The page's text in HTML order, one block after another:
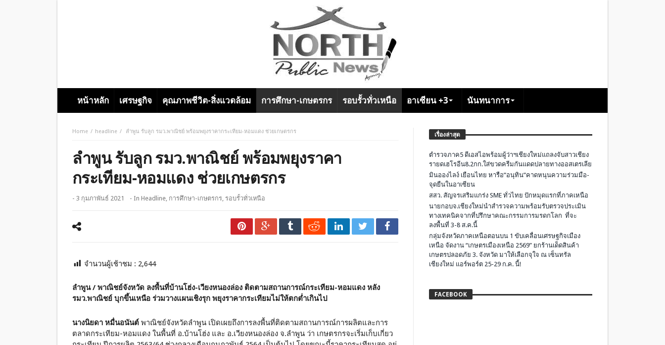
หน้าหลัก เศรษฐกิจ คุณภาพชีวิต-สิ่งแวดล้อม การศึกษา-เกษตรกร รอบรั้วทั่วเหนือ อาเซียน +3 นันทนาการ
Home headline ลำพูน รับลูก รมว.พาณิชย์ พร้อมพยุงราคากระเทียม-หอมแดง ช่วยเกษตรกร
ลำพูน รับลูก รมว.พาณิชย์ พร้อมพยุงราคา
กระเทียม-หอมแดง ช่วยเกษตรกร
- 3 กุมภาพันธ์ 2021 - In Headline, การศึกษา-เกษตรกร, รอบรั้วทั่วเหนือ
จำนวนผู้เช้าชม : 2,644
ลำพูน / พาณิชย์จังหวัด ลงพื้นที่บ้านโฮ่ง-เวียงหนองล่อง ติดตามสถานการณ์กระเทียม-หอมแดง หลัง
รมว.พาณิชย์ บุกขึ้นเหนือ ร่วมวางแผนเชิงรุก พยุงราคากระเทียมไม่ให้ตกต่ำเกินไป
นางนิยดา หมื่นอนันต์ พาณิชย์จังหวัดลำพูน เปิดเผยถึงการลงพื้นที่ติดตามสถานการณ์การผลิตและการ
ตลาดกระเทียม-หอมแดง ในพื้นที่ อ.บ้านโฮ่ง และ อ.เวียงหนองล่อง จ.ลำพูน ว่า เกษตรกรจะเริ่มเก็บเกี่ยว
เรื่องล่าสุด
ตำรวจภาค5 ดีเอสไอพร้อมผู้ว่าฯเชียงใหม่แถลงจับสาวเชียง
รายดเฮโรอีน8.2กก.ใส่ขวดครีมกันแดดปลายทางออสเตรเลีย
มินอองไลง์ เยือนไทย หารือ”อนุทิน”คาดหนุนความร่วมมือ-
จุดยืนในอาเซียน
สสว. สัญจรเสริมแกร่ง SME ทั่วไทย ปักหมุดแรกที่ภาคเหนือ
นายกอบจ.เชียงใหม่นำสำรวจความพร้อมรับตรวจประเมิน
ทางเทคนิคจากที่ปรึกษาคณะกรรมการมรดกโลก ที่จะ
ลงพื้นที่ 3-8 ส.ค.นี้
กลุ่มจังหวัดภาคเหนือตอนบน 1 ขับเคลื่อนเศรษฐกิจเมือง
เหนือ จัดงาน “เกษตรเมืองเหนือ 2569” ยกร้านเด็ดสินค้า
เกษตรปลอดภัย 3. จังหวัด มาให้เลือกจุใจ ณ เซ็นทรัล
เชียงใหม่ แอร์พอร์ต 25-29 ก.ค. นี้!
FACEBOOK